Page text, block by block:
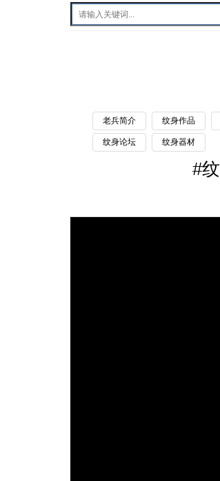
老兵简介 纹身作品
纹身论坛 纹身器材
#